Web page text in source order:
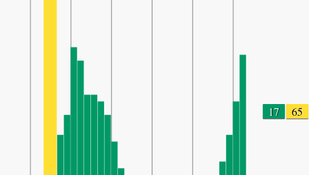
17 65